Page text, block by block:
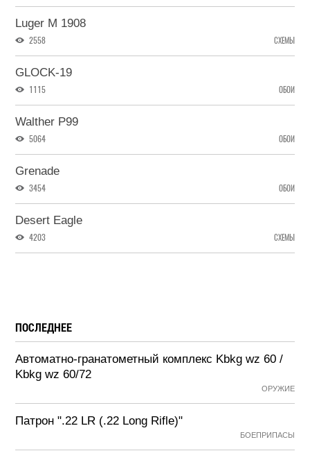
Luger M 1908
2558 СХЕМЫ
GLOCK-19
1115 ОБОИ
Walther P99
5064 ОБОИ
Grenade
3454 ОБОИ
Desert Eagle
4203 СХЕМЫ
ПОСЛЕДНЕЕ
Автоматно-гранатометный комплекс Kbkg wz 60 /
Kbkg wz 60/72
ОРУЖИЕ
Патрон ".22 LR (.22 Long Rifle)"
БОЕПРИПАСЫ